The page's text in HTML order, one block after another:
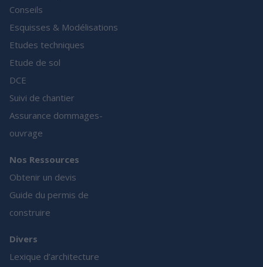
Conseils
Esquisses & Modélisations
Etudes techniques
Etude de sol
DCE
Suivi de chantier
Assurance dommages-
ouvrage
Nos Ressources
Obtenir un devis
Guide du permis de
construire
Divers
Lexique d’architecture